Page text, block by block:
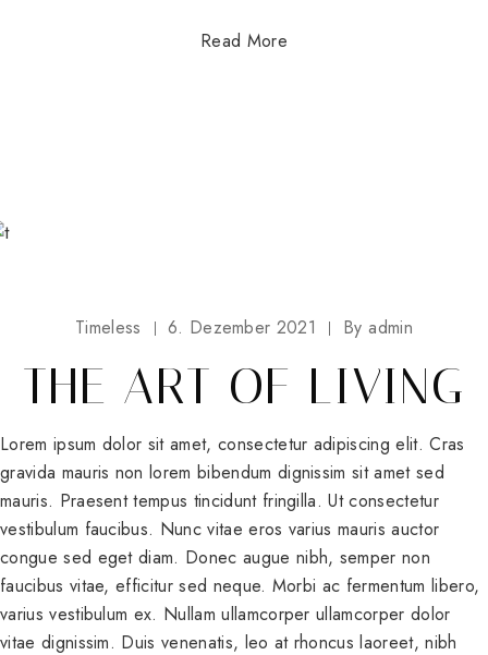
Read More
Timeless 6. Dezember 2021 By admin
THE ART OF LIVING
Lorem ipsum dolor sit amet, consectetur adipiscing elit. Cras
gravida mauris non lorem bibendum dignissim sit amet sed
mauris. Praesent tempus tincidunt fringilla. Ut consectetur
vestibulum faucibus. Nunc vitae eros varius mauris auctor
congue sed eget diam. Donec augue nibh, semper non
faucibus vitae, efficitur sed neque. Morbi ac fermentum libero,
varius vestibulum ex. Nullam ullamcorper ullamcorper dolor
vitae dignissim. Duis venenatis, leo at rhoncus laoreet, nibh